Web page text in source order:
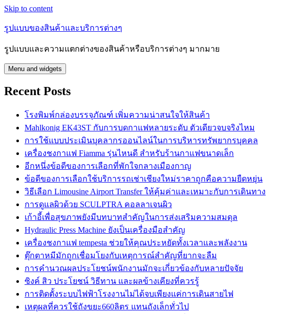
Skip to content
รูปแบบของสินค้าและบริการต่างๆ
รูปแบบและความแตกต่างของสินค้าหรือบริการต่างๆ มากมาย
Menu and widgets
Recent Posts
โรงพิมพ์กล่องบรรจุภัณฑ์ เพิ่มความน่าสนใจให้สินค้า
Mahlkonig EK43ST กับการบดกาแฟหลายระดับ ตัวเดียวจบจริงไหม
การใช้แบบประเมินบุคลากรออนไลน์ในการบริหารทรัพยากรบุคคล
เครื่องชงกาแฟ Fiamma รุ่นไหนดี สำหรับร้านกาแฟขนาดเล็ก
อีกหนึ่งข้อดีของการเลือกที่พักใจกลางเมืองกาญ
ข้อดีของการเลือกใช้บริการรถเช่าเชียงใหม่ราคาถูกคือความยืดหยุ่น
วิธีเลือก Limousine Airport Transfer ให้คุ้มค่าและเหมาะกับการเดินทาง
การดูแลผิวด้วย SCULPTRA คอลลาเจนผิว
เก้าอี้เพื่อสุขภาพยังมีบทบาทสำคัญในการส่งเสริมความสมดุล
Hydraulic Press Machine ยังเป็นเครื่องมือสำคัญ
เครื่องชงกาแฟ tempesta ช่วยให้คุณประหยัดทั้งเวลาและพลังงาน
ตุ๊กตาหมีมักถูกเชื่อมโยงกับเหตุการณ์สำคัญที่ยากจะลืม
การคำนวณผลประโยชน์พนักงานมักจะเกี่ยวข้องกับหลายปัจจัย
ซิงค์ สิว ประโยชน์ วิธีทาน และผลข้างเคียงที่ควรรู้
การติดตั้งระบบไฟฟ้าโรงงานไม่ได้จบเพียงแค่การเดินสายไฟ
เหตุผลที่ควรใช้ถังขยะ660ลิตร แทนถังเล็กทั่วไป